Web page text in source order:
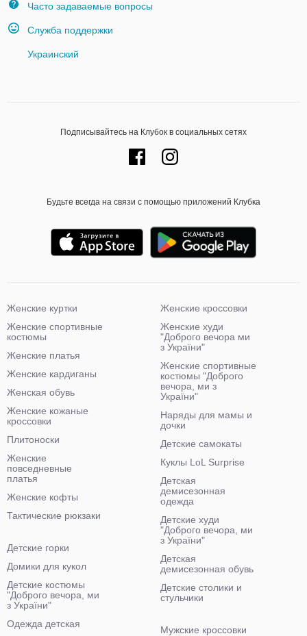
Часто задаваемые вопросы
Служба поддержки
Украинский
Подписывайтесь на Клубок в социальных сетях
Будьте всегда на связи с помощью приложений Клубка
Женские куртки
Женские спортивные
костюмы
Женские платья
Женские кардиганы
Женская обувь
Женские кожаные
кроссовки
Плитоноски
Женские
повседневные
платья
Женские кофты
Тактические рюкзаки
Женские кроссовки
Женские худи
"Доброго вечора ми
з України"
Женские спортивные
костюмы "Доброго
вечора, ми з
України"
Наряды для мамы и
дочки
Детские самокаты
Куклы LoL Surprise
Детская
демисезонная
одежда
Детские худи
"Доброго вечора, ми
з України"
Детская
демисезонная обувь
Детские столики и
стульчики
Детские горки
Домики для кукол
Детские костюмы
"Доброго вечора, ми
з України"
Одежда детская
Мужские кроссовки